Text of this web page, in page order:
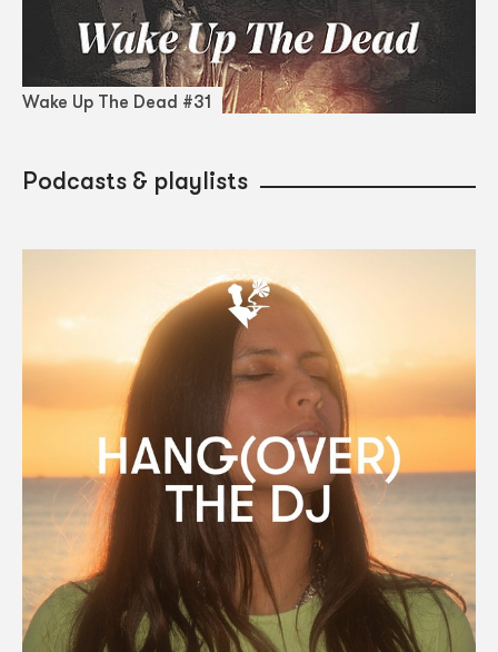
Wake Up The Dead #31
Podcasts & playlists